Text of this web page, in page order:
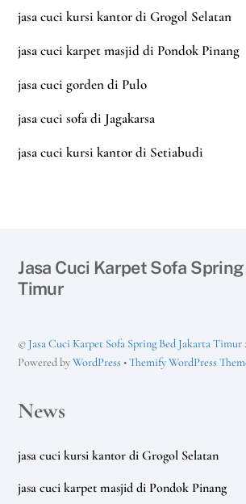
jasa cuci kursi kantor di Grogol Selatan
jasa cuci karpet masjid di Pondok Pinang
jasa cuci gorden di Pulo
jasa cuci sofa di Jagakarsa
jasa cuci kursi kantor di Setiabudi
Jasa Cuci Karpet Sofa
Timur
© Jasa Cuci Karpet Sofa Spring Bed Jakarta Timur
Powered byWordPress •Themify WordPress
News
jasa cuci kursi kantor di Grogol Selatan
jasa cuci karpet masjid di Pondok Pinang